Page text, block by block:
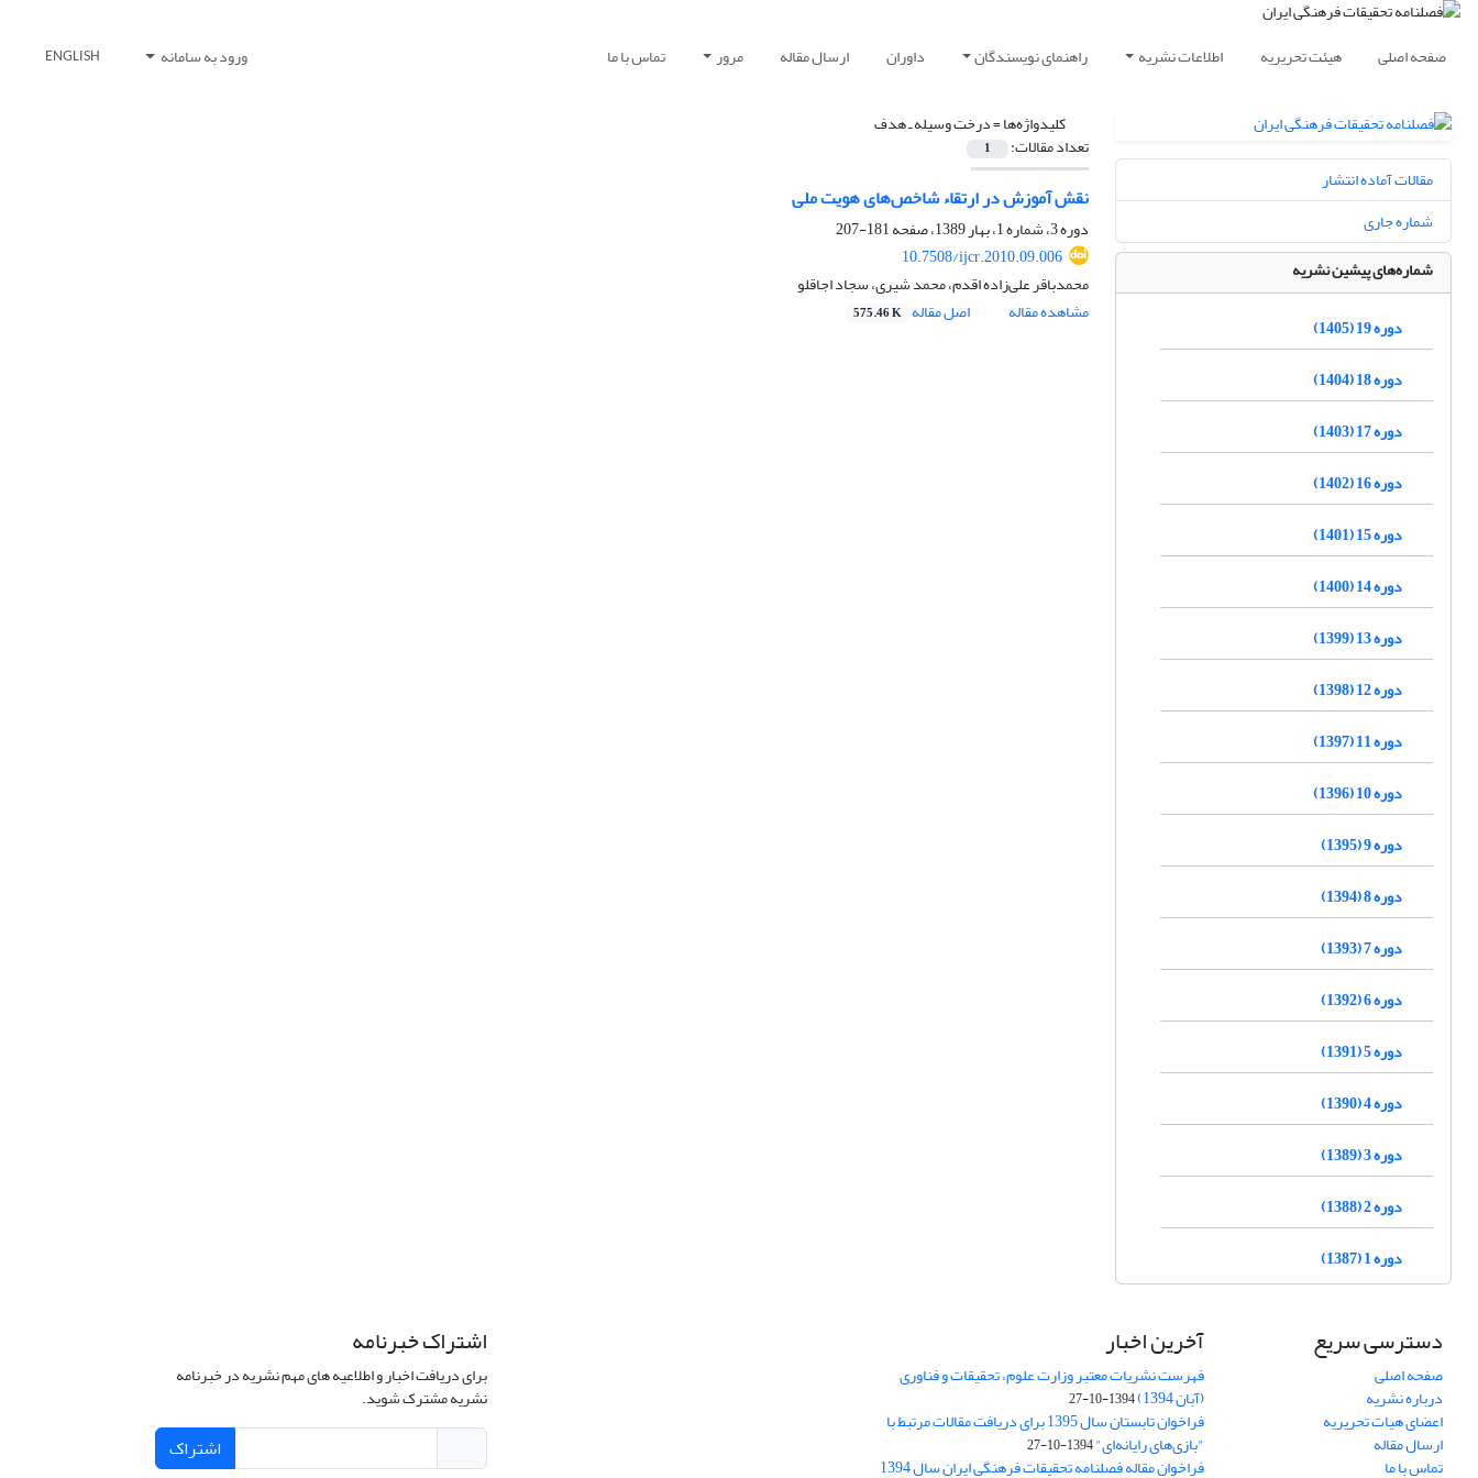
صفحه اصلی هیئت تحریریه اطلاعات نشریه راهنمای نویسندگان داوران ارسال مقاله مرور تماس با ما ورود به سامانه ENGLISH
کلیدواژه‌ها =درخت وسیله ـ هدف
تعداد مقالات: 1
نقش آموزش در ارتقاء شاخص‌های هویت ملی
دوره 3، شماره 1، بهار 1389، صفحه
181-207
10.7508/ijcr.2010.09.006
محمدباقر علی‌زاده اقدم، محمد شیری، سجاد اجاقلو
مشاهده مقاله
اصل مقاله 575.46 K
مقالات آماده انتشار
شماره جاری
شماره‌های پیشین نشریه
دوره 19 (1405)
دوره 18 (1404)
دوره 17 (1403)
دوره 16 (1402)
دوره 15 (1401)
دوره 14 (1400)
دوره 13 (1399)
دوره 12 (1398)
دوره 11 (1397)
دوره 10 (1396)
دوره 9 (1395)
دوره 8 (1394)
دوره 7 (1393)
دوره 6 (1392)
دوره 5 (1391)
دوره 4 (1390)
دوره 3 (1389)
دوره 2 (1388)
دوره 1 (1387)
دسترسی سریع
صفحه اصلی
درباره نشریه
اعضای هیات تحریریه
ارسال مقاله
تماس با ما
آخرین اخبار
فهرست نشریات معتبر وزارت علوم، تحقیقات و فناوری
(آبان 1394) 1394-10-27
فراخوان تابستان سال 1395 برای دریافت مقالات مرتبط با
"بازی‌های رایانه‌ای"1394-10-27
فراخوان مقاله فصلنامه تحقیقات فرهنگی ایران سال 1394
اشتراک خبرنامه
برای دریافت اخبار و اطلاعیه های مهم نشریه در خبرنامه
نشریه مشترک شوید.
اشتراک